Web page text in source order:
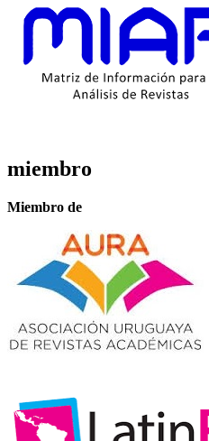
miembro
Miembro de